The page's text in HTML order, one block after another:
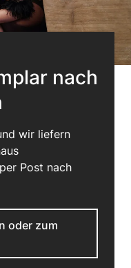
nach
wir liefern
Post nach
oder zum